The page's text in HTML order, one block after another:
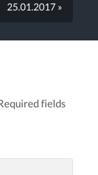
25.01.2017 »
fields